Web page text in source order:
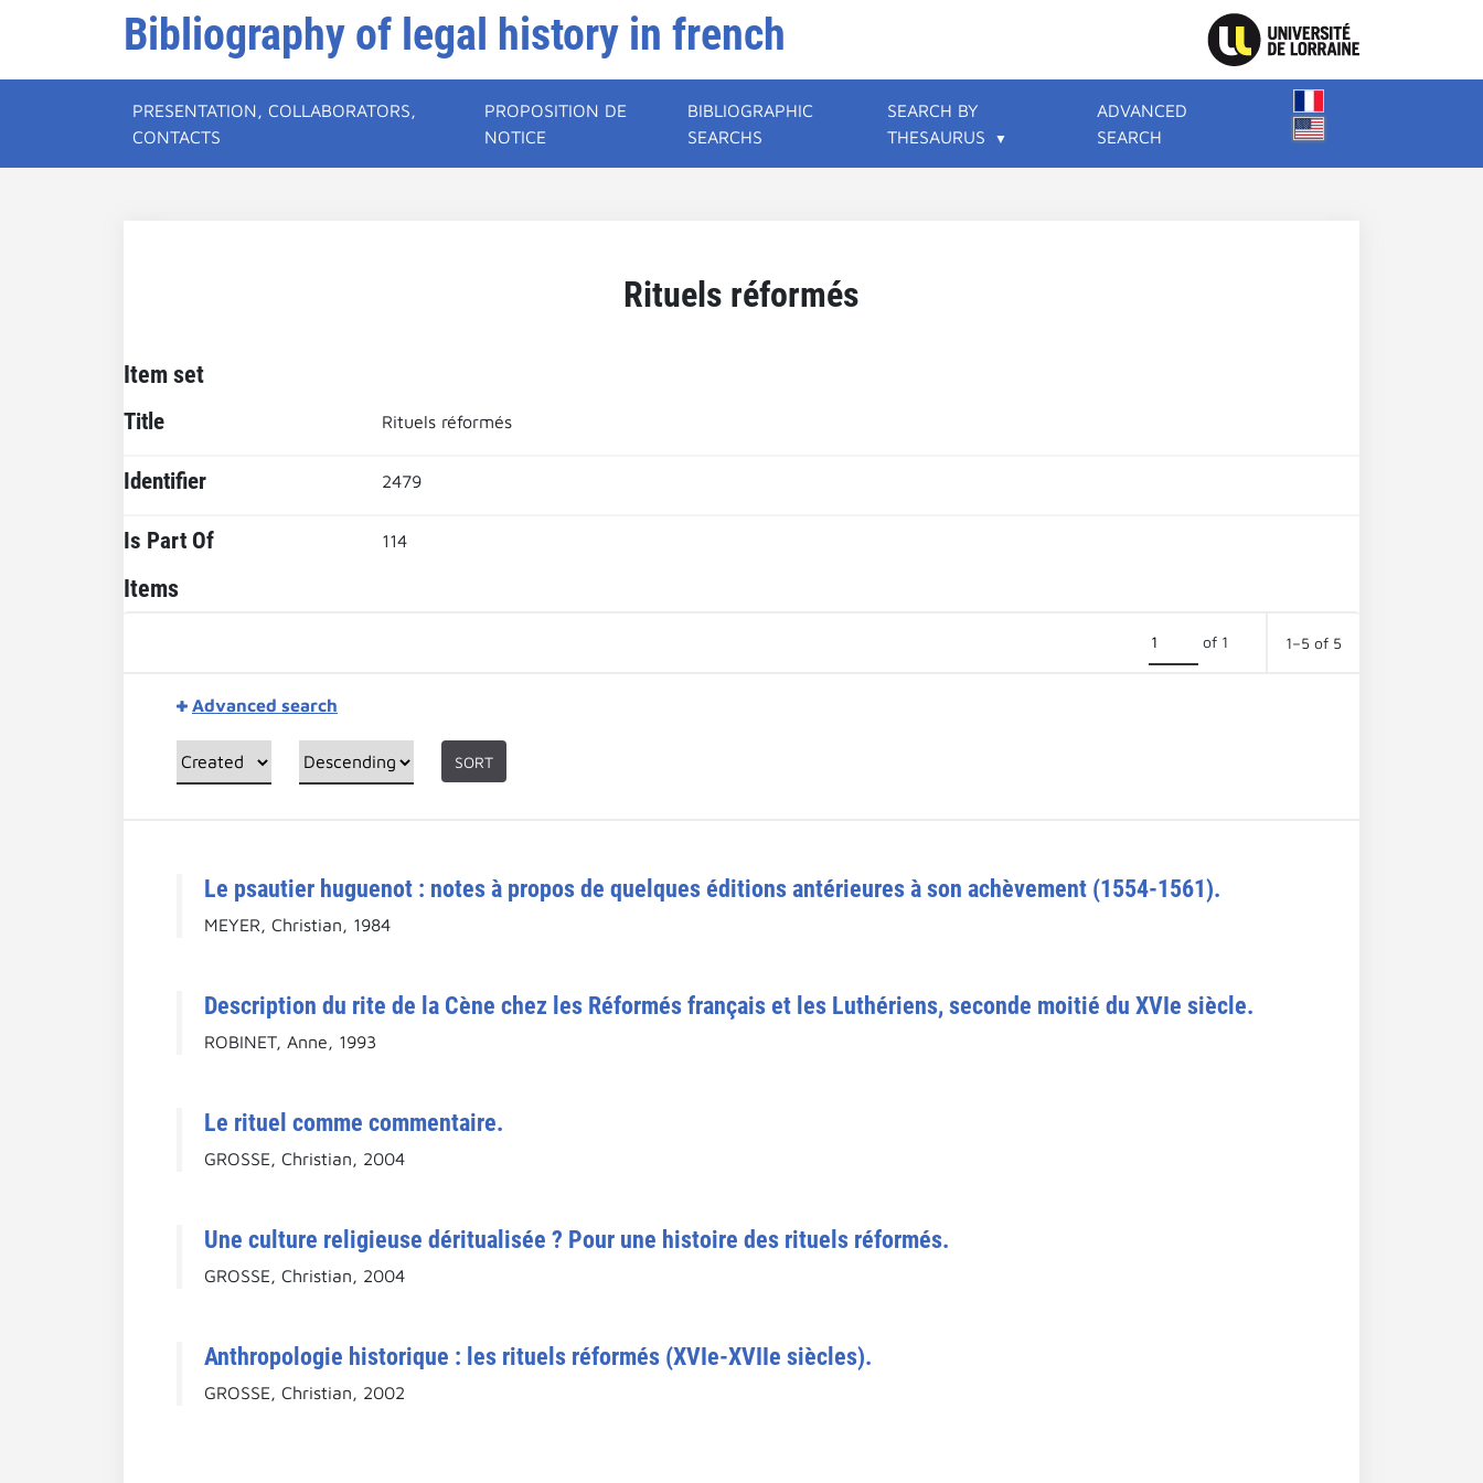
Bibliography of legal history in french
PRESENTATION, COLLABORATORS,
CONTACTS
PROPOSITION DE
NOTICE
BIBLIOGRAPHIC
SEARCHS
SEARCH BY
THESAURUS
ADVANCED
SEARCH
Rituels réformés
Item set
Title Rituels réformés
Identifier 2479
Is Part Of 114
Items
of 1 1–5 of 5
Advanced search
SORT
Le psautier huguenot : notes à propos de quelques éditions antérieures à son achèvement (1554-1561).
MEYER, Christian, 1984
Description du rite de la Cène chez les Réformés français et les Luthériens, seconde moitié du XVIe siècle.
ROBINET, Anne, 1993
Le rituel comme commentaire.
GROSSE, Christian, 2004
Une culture religieuse déritualisée ? Pour une histoire des rituels réformés.
GROSSE, Christian, 2004
Anthropologie historique : les rituels réformés (XVIe-XVIIe siècles).
GROSSE, Christian, 2002